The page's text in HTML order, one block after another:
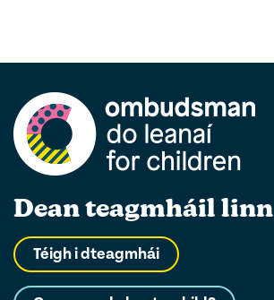
Dean teagmháil linn
Téigh i dteagmhái